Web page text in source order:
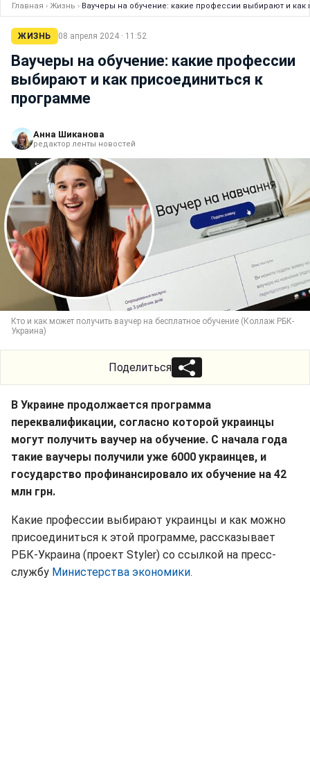
Главная › Жизнь › Ваучеры на обучение: какие профессии выбирают и как
ЖИЗНЬ 08 апреля 2024 · 11:52
Ваучеры на обучение: какие профессии
выбирают и как присоединиться к
программе
Анна Шиканова
редактор ленты новостей
Кто и как может получить ваучер на бесплатное обучение (Коллаж РБК-
Украина)
Поделиться
В Украине продолжается программа
переквалификации, согласно которой украинцы
могут получить ваучер на обучение. С начала года
такие ваучеры получили уже 6000 украинцев, и
государство профинансировало их обучение на 42
млн грн.
Какие профессии выбирают украинцы и как можно
присоединиться к этой программе, рассказывает
РБК-Украина (проект Styler) со ссылкой на пресс-
службу Министерства экономики.